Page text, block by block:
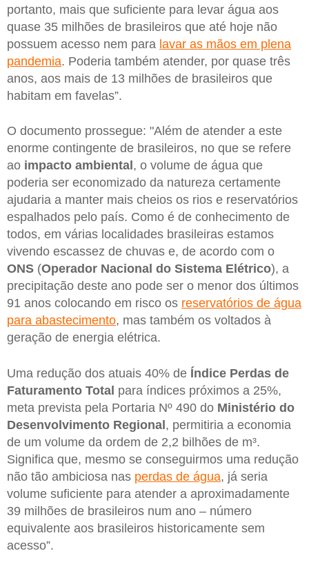
portanto, mais que suficiente para levar água aos
quase 35 milhões de brasileiros que até hoje não
possuem acesso nem para lavar as mãos em plena
pandemia. Poderia também atender, por quase três
anos, aos mais de 13 milhões de brasileiros que
habitam em favelas”.
O documento prossegue: "Além de atender a este
enorme contingente de brasileiros, no que se refere
ao impacto ambiental , o volume de água que
poderia ser economizado da natureza certamente
ajudaria a manter mais cheios os rios e reservatórios
espalhados pelo país. Como é de conhecimento de
todos, em várias localidades brasileiras estamos
vivendo escassez de chuvas e, de acordo com o
ONS (Operador Nacional do Sistema Elétrico), a
precipitação deste ano pode ser o menor dos últimos
91 anos colocando em risco os reservatórios de água
para abastecimento, mas também os voltados à
geração de energia elétrica.
Uma redução dos atuais 40% de Índice Perdas de
Faturamento Total para índices próximos a 25%,
meta prevista pela Portaria Nº 490 do Ministério do
Desenvolvimento Regional, permitiria a economia
de um volume da ordem de 2,2 bilhões de m³.
Significa que, mesmo se conseguirmos uma redução
não tão ambiciosa nas perdas de água, já seria
volume suficiente para atender a aproximadamente
39 milhões de brasileiros num ano – número
equivalente aos brasileiros historicamente sem
acesso”.